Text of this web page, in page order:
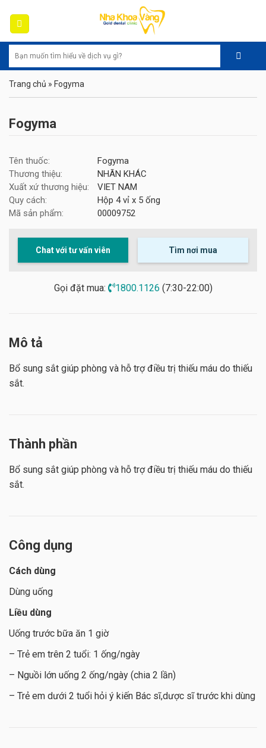
content
Trang chủ » Fogyma
Fogyma
Tên thuốc:
Fogyma
Thương thiệu:
NHÃN KHÁC
Xuất xứ thương hiệu:
VIET NAM
Quy cách:
Hộp 4 vỉ x 5 ống
Mã sản phẩm:
00009752
Chat với tư vấn viên Tìm nơi mua
Gọi đặt mua: 1800.1126 (7:30-22:00)
Mô tả
Bổ sung sắt giúp phòng và hỗ trợ điều trị thiếu máu do thiếu
sắt.
Thành phần
Bổ sung sắt giúp phòng và hỗ trợ điều trị thiếu máu do thiếu
sắt.
Công dụng
Cách dùng
Dùng uống
Liều dùng
Uống trước bữa ăn 1 giờ
– Trẻ em trên 2 tuổi: 1 ống/ngày
– Nguồi lớn uống 2 ống/ngày (chia 2 lần)
– Trẻ em dưới 2 tuổi hỏi ý kiến Bác sĩ,dược sĩ trước khi dùng